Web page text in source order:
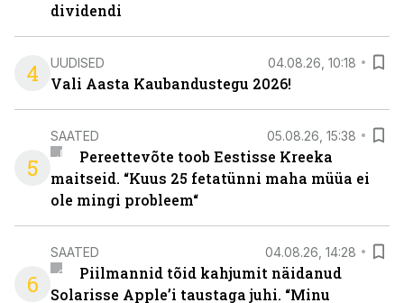
dividendi
4 UUDISED 04.08.26, 10:18
Vali Aasta Kaubandustegu 2026!
5
SAATED 05.08.26, 15:38
Pereettevõte toob Eestisse Kreeka
maitseid. “Kuus 25 fetatünni maha müüa ei
ole mingi probleem“
6
SAATED 04.08.26, 14:28
Piilmannid tõid kahjumit näidanud
Solarisse Apple’i taustaga juhi. “Minu